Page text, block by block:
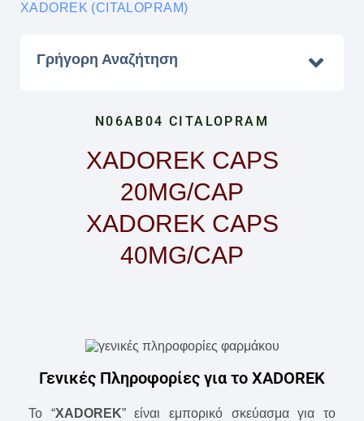
XADOREK (CITALOPRAM)
Γρήγορη Αναζήτηση
N06AB04 CITALOPRAM
XADOREK CAPS
20MG/CAP
XADOREK CAPS
40MG/CAP
Γενικές Πληροφορίες για το XADOREK
To “XADOREK” είναι εμπορικό σκεύασμα για το